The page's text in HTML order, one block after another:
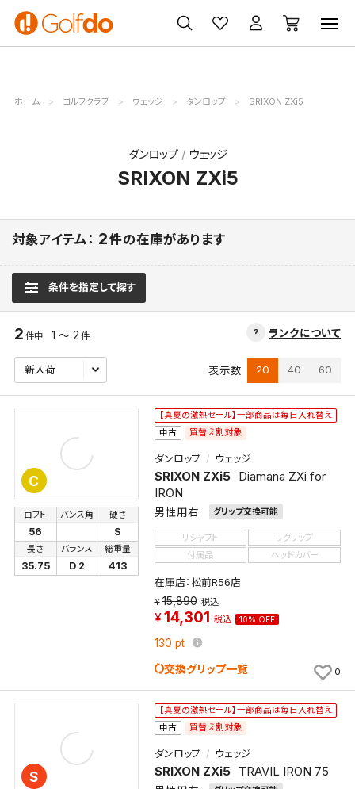
ゴルフ
クラブ
ゴルフ用品
買取
無料査定
クーポン
一覧
ホーム ゴルフクラブ ウェッジ ダンロップ SRIXON ZXi5
ダンロップ ウェッジ
SRIXON ZXi5
対象アイテム： 2件の在庫があります
条件を指定して探す
ランクについて
2 件中 1 ～ 2 件
表示数 20 40 60
C
【真夏の激熱セール】一部商品は毎日入れ替え
中古
買替え割対象
ダンロップ ウェッジ
SRIXON ZXi5
Diamana ZXi for
IRON
男性用右 グリップ交換可能
ロフト
56
バンス角 硬さ
S
長さ
35.75
バランス
D 2
総重量
413
リシャフト
リグリップ
付属品
ヘッドカバー
在庫店：松前R56店
15,890 税込
14,301 税込 10% OFF
130 pt
交換グリップ一覧 0
S
【真夏の激熱セール】一部商品は毎日入れ替え
中古
買替え割対象
ダンロップ ウェッジ
SRIXON ZXi5 TRAVIL IRON 75
検索条件を保存
この検索条件をマイページ内「保存検索条件一覧」に